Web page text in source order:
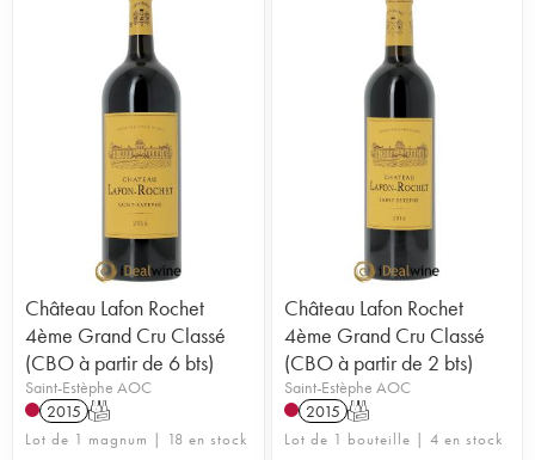
Château Lafon Rochet
4ème Grand Cru Classé
(CBO à partir de 6 bts)
Saint-Estèphe AOC
2015 T
Lot de 1 magnum | 18 en stock
Château Lafon Rochet
4ème Grand Cru Classé
(CBO à partir de 2 bts)
Saint-Estèphe AOC
2015 T
Lot de 1 bouteille | 4 en stock